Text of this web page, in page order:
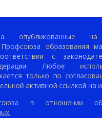
опубликованные на
образования
с
Любое
только по
активной ссылкой на
в отношении